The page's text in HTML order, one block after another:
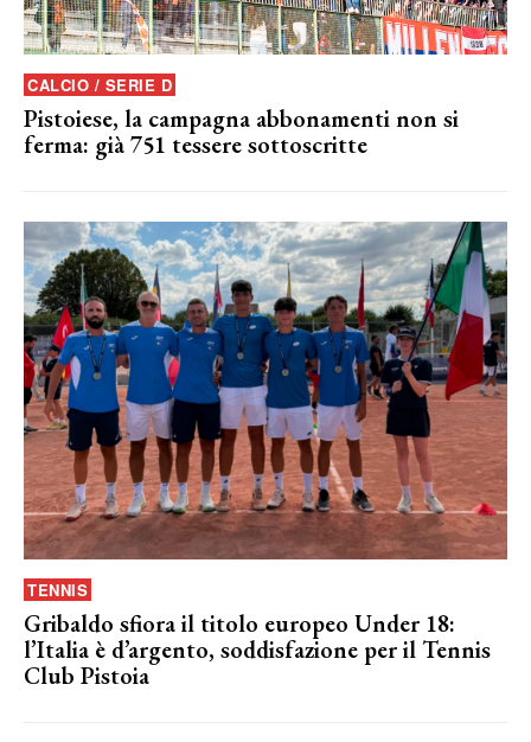
CALCIO / SERIE D
Pistoiese, la campagna abbonamenti non si
ferma: già 751 tessere sottoscritte
TENNIS
Gribaldo sfiora il titolo europeo Under 18:
l’Italia è d’argento, soddisfazione per il Tennis
Club Pistoia